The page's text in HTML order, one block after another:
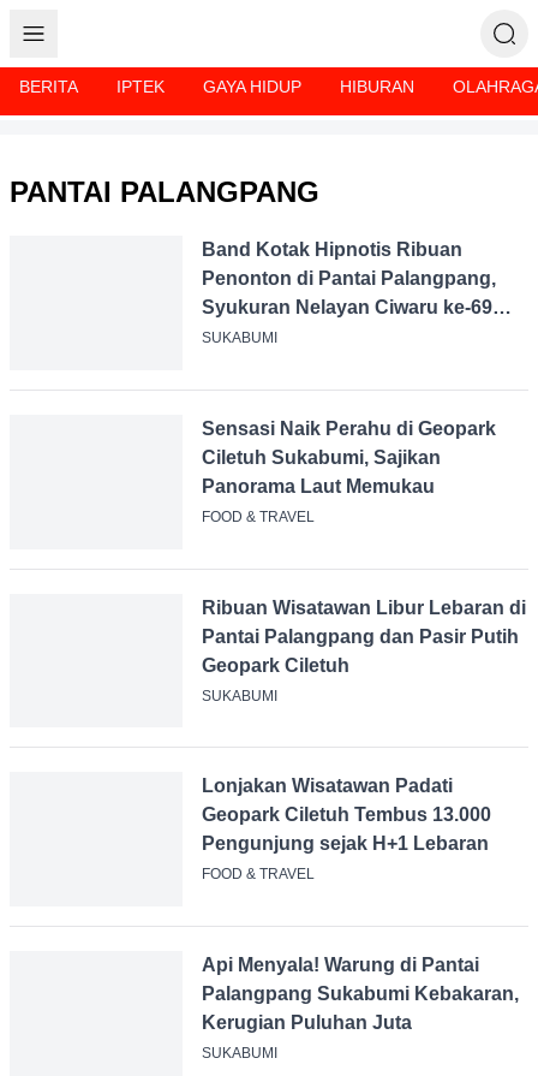
BERITA IPTEK GAYA HIDUP HIBURAN OLAHRAGA
PANTAI PALANGPANG
Band Kotak Hipnotis Ribuan
Penonton di Pantai Palangpang,
Syukuran Nelayan Ciwaru ke-69
Makin Meriah
SUKABUMI
Sensasi Naik Perahu di Geopark
Ciletuh Sukabumi, Sajikan
Panorama Laut Memukau
FOOD & TRAVEL
Ribuan Wisatawan Libur Lebaran
di Pantai Palangpang dan Pasir
Putih Geopark Ciletuh
SUKABUMI
Lonjakan Wisatawan Padati
Geopark Ciletuh Tembus 13.000
Pengunjung sejak H+1 Lebaran
FOOD & TRAVEL
Api Menyala! Warung di Pantai
Palangpang Sukabumi
Kebakaran, Kerugian Puluhan
Juta
SUKABUMI